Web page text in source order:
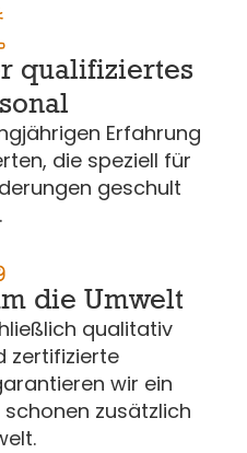
qualifiziertes
Erfahrung
die speziell für
geschult
die Umwelt
qualitativ
zertifizierte
wir ein
zusätzlich